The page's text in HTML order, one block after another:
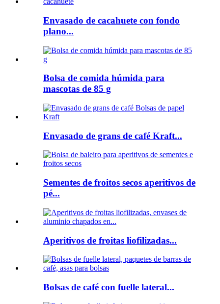
Envasado de cacahuete con fondo
plano...
Bolsa de comida húmida para
mascotas de 85 g
Envasado de grans de café Kraft...
Sementes de froitos secos aperitivos de
pé...
Aperitivos de froitas liofilizadas...
Bolsas de café con fuelle lateral...